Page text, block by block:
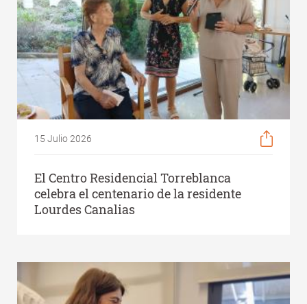
15 Julio 2026
El Centro Residencial Torreblanca
celebra el centenario de la residente
Lourdes Canalias